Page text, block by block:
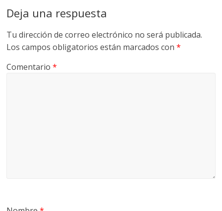
Y
R
U
S
Deja una respuesta
Tu dirección de correo electrónico no será publicada.
Los campos obligatorios están marcados con*
Comentario*